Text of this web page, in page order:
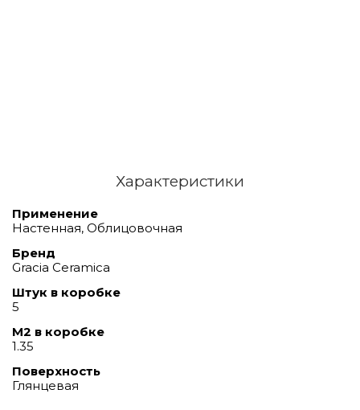
Характеристики
Применение
Настенная, Облицовочная
Бренд
Gracia Ceramica
Штук в коробке
5
М2 в коробке
1.35
Поверхность
Глянцевая